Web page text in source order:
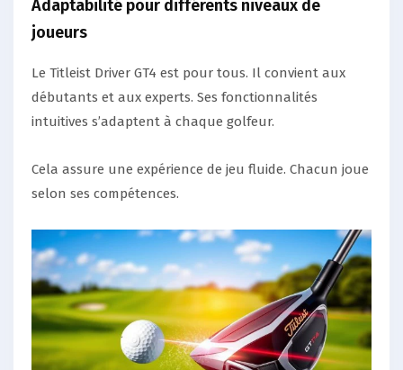
Adaptabilité pour différents niveaux de
joueurs
Le Titleist Driver GT4 est pour tous. Il convient aux
débutants et aux experts. Ses fonctionnalités
intuitives s’adaptent à chaque golfeur.
Cela assure une expérience de jeu fluide. Chacun joue
selon ses compétences.